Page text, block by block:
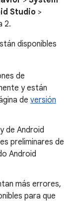
Studio >
2.
disponibles
de
y están
de versión
de Android
preliminares de
Android
más errores,
para que